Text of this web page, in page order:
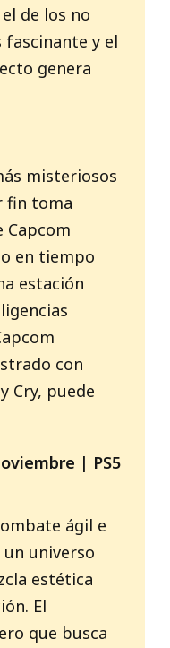
de los no
fascinante y el
genera
misteriosos
fin toma
Capcom
en tiempo
estación
con
Cry, puede
| PS5
ágil e
universo
estética
El
que busca